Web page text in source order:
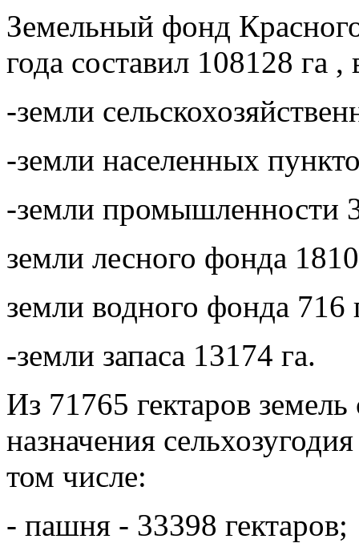
Земельный фонд
года составил 108128 га ,
-земли
-земли населенных
-земли промышленности
земли лесного фонда
земли водного фонда 716
-земли запаса 13174 га.
Из 71765 гектаров земель
назначения
том числе:
- пашня - 33398 гектаров;